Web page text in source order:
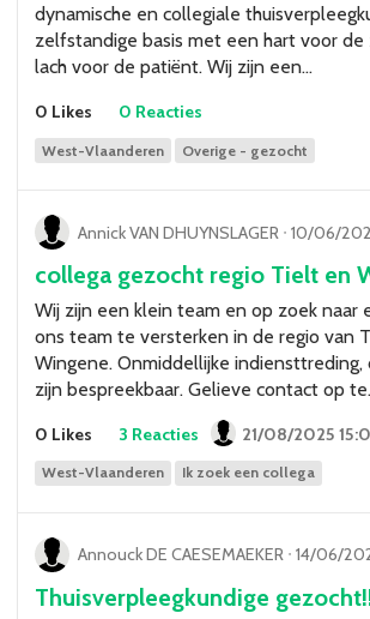
dynamische en collegiale
zelfstandige basis met een hart voor de
lach voor de patiënt. Wij zijn een…
0 Likes 0 Reacties
West-Vlaanderen Overige - gezocht
Annick VAN DHUYNSLAGER ᐧ 10/06/
collega gezocht regio Tielt en
Wij zijn een klein team en op zoek naar
ons team te versterken in de regio van
Wingene. Onmiddellijke indiensttreding,
zijn bespreekbaar. Gelieve contact op
0 Likes 3 Reacties 21/08/2025
West-Vlaanderen Ik zoek een collega
Annouck DE CAESEMAEKER ᐧ 14/06/
Thuisverpleegkundige